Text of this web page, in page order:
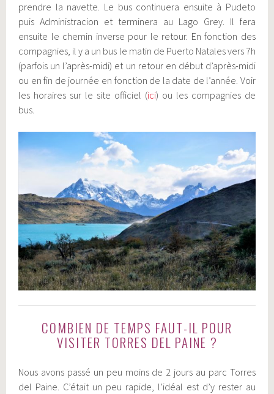
prendre la navette. Le bus continuera ensuite à Pudeto
puis Administracion et terminera au Lago Grey. Il fera
ensuite le chemin inverse pour le retour. En fonction des
compagnies, il y a un bus le matin de Puerto Natales vers 7h
(parfois un l’après-midi) et un retour en début d’après-midi
ou en fin de journée en fonction de la date de l’année. Voir
les horaires sur le site officiel (ici) ou les compagnies de
bus.
COMBIEN DE TEMPS FAUT-IL POUR
VISITER TORRES DEL PAINE ?
Nous avons passé un peu moins de 2 jours au parc Torres
del Paine. C’était un peu rapide, l’idéal est d’y rester au